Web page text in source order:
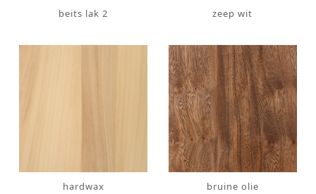
beits lak 2 zeep wit
hardwax bruine olie